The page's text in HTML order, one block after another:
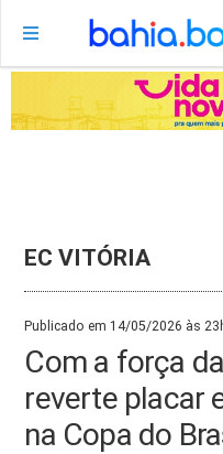
EC VITÓRIA
Publicado em 14/05/2026 às
Com a força
reverte placar
na Copa do